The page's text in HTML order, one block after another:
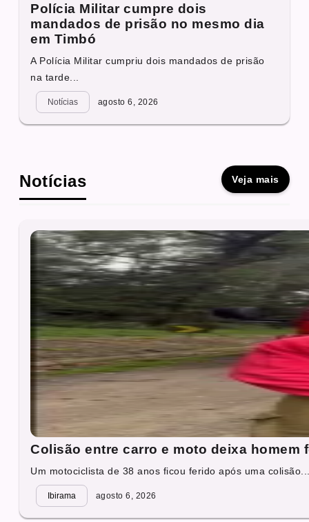
Polícia Militar cumpre dois
mandados de prisão no mesmo dia
em Timbó
A Polícia Militar cumpriu dois mandados de prisão
na tarde...
Notícias agosto 6, 2026
Notícias Veja mais
Colisão entre carro e moto deixa homem
Um motociclista de 38 anos ficou ferido após uma
Ibirama agosto 6, 2026